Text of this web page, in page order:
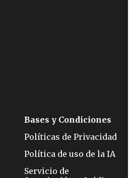
Bases y Condiciones
Políticas de Privacidad
Política de uso de la IA
Servicio de